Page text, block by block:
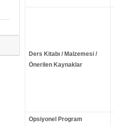
Ders Kitabı / Malzemesi /
Önerilen Kaynaklar
Opsiyonel Program